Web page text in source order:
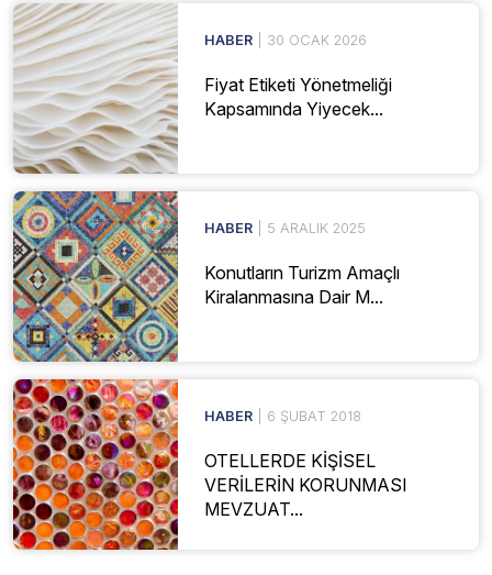
HABER | 30 OCAK 2026
Fiyat Etiketi Yönetmeliği
Kapsamında Yiyecek...
HABER | 5 ARALIK 2025
Konutların Turizm Amaçlı
Kiralanmasına Dair M...
HABER | 6 ŞUBAT 2018
OTELLERDE KİŞİSEL
VERİLERİN KORUNMASI
MEVZUAT...